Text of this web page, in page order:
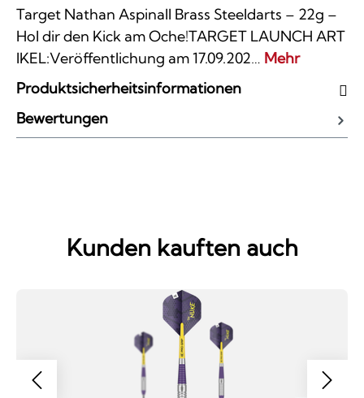
Target Nathan Aspinall Brass Steeldarts – 22g –
Hol dir den Kick am Oche!TARGET LAUNCH ART
IKEL:Veröffentlichung am 17.09.202… Mehr
Produktsicherheitsinformationen
Bewertungen
Kunden kauften auch